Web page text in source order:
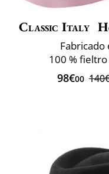
Classic Italy
Fabricado
100 %
98€00